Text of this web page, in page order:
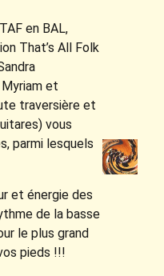
en BAL,
That’s All Folk
et
traversière et
vous
parmi lesquels
et énergie des
de la basse
le plus grand
pieds !!!